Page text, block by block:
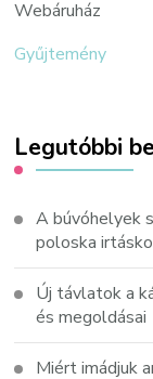
Webáruház
Gyűjtemény
Legutóbbi
A búvóhelyek
poloska
Új távlatok a
és megoldásai
Miért imádjuk